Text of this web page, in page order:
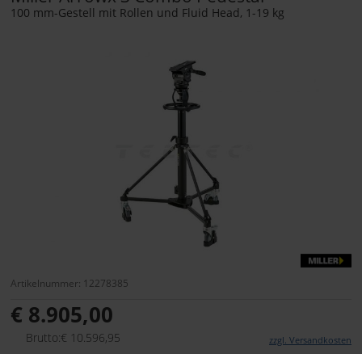
100 mm-Gestell mit Rollen und Fluid Head, 1-19 kg
Artikelnummer: 12278385
€ 8.905,00
Brutto:€ 10.596,95 zzgl. Versandkosten
von1,43 € bis 12758,00 €